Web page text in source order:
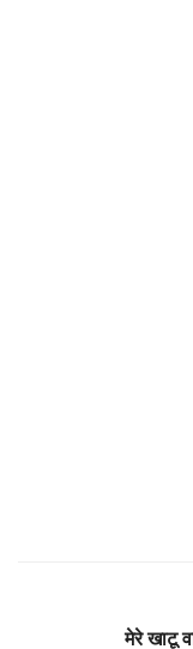
मेरे खाटू